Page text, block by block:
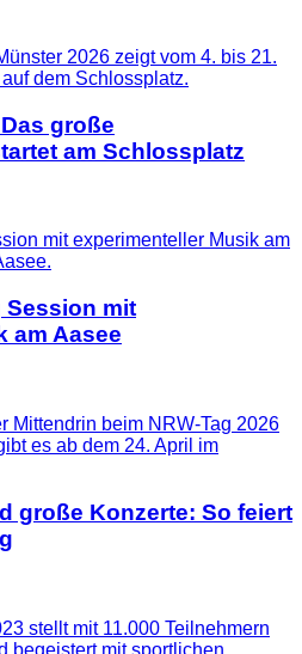
große
am Schlossplatz
mit
am Aasee
große Konzerte: So feiert